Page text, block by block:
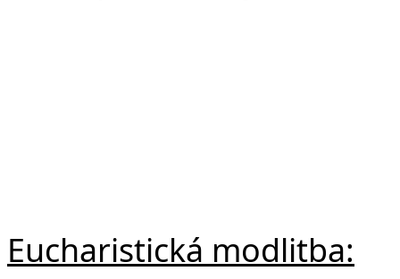
Eucharistická modlitba: